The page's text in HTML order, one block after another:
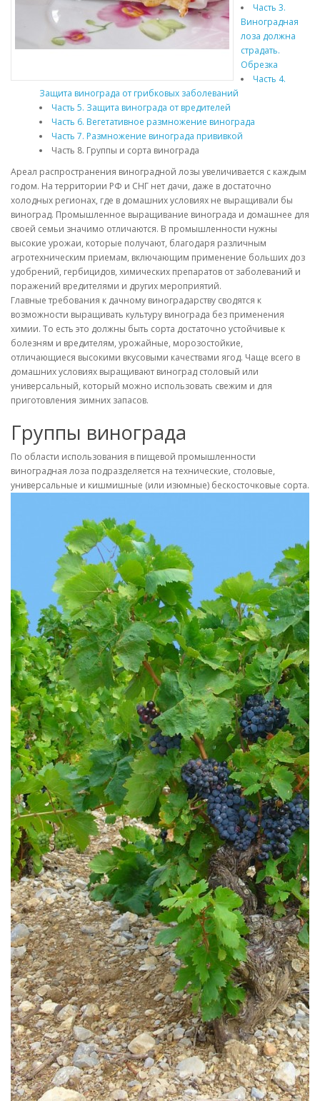
Часть 3.
Виноградная
лоза должна
страдать.
Обрезка
Часть 4.
Защита винограда от грибковых заболеваний
Часть 5. Защита винограда от вредителей
Часть 6. Вегетативное размножение винограда
Часть 7. Размножение винограда прививкой
Часть 8. Группы и сорта винограда
Ареал распространения виноградной лозы увеличивается с каждым
годом. На территории РФ и СНГ нет дачи, даже в достаточно
холодных регионах, где в домашних условиях не выращивали бы
виноград. Промышленное выращивание винограда и домашнее для
своей семьи значимо отличаются. В промышленности нужны
высокие урожаи, которые получают, благодаря различным
агротехническим приемам, включающим применение больших доз
удобрений, гербицидов, химических препаратов от заболеваний и
поражений вредителями и других мероприятий.
Главные требования к дачному виноградарству сводятся к
возможности выращивать культуру винограда без применения
химии. То есть это должны быть сорта достаточно устойчивые к
болезням и вредителям, урожайные, морозостойкие,
отличающиеся высокими вкусовыми качествами ягод. Чаще всего в
домашних условиях выращивают виноград столовый или
универсальный, который можно использовать свежим и для
приготовления зимних запасов.
Группы винограда
По области использования в пищевой промышленности
виноградная лоза подразделяется на технические, столовые,
универсальные и кишмишные (или изюмные) бескосточковые сорта.